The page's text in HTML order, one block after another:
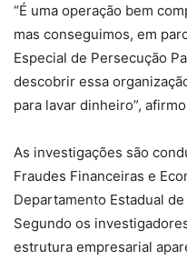
“É uma operação bem
mas conseguimos, em
Especial de Persecução
descobrir essa
para lavar dinheiro”,
As investigações são
Fraudes Financeiras e
Departamento Estadual
Segundo os
estrutura empresarial